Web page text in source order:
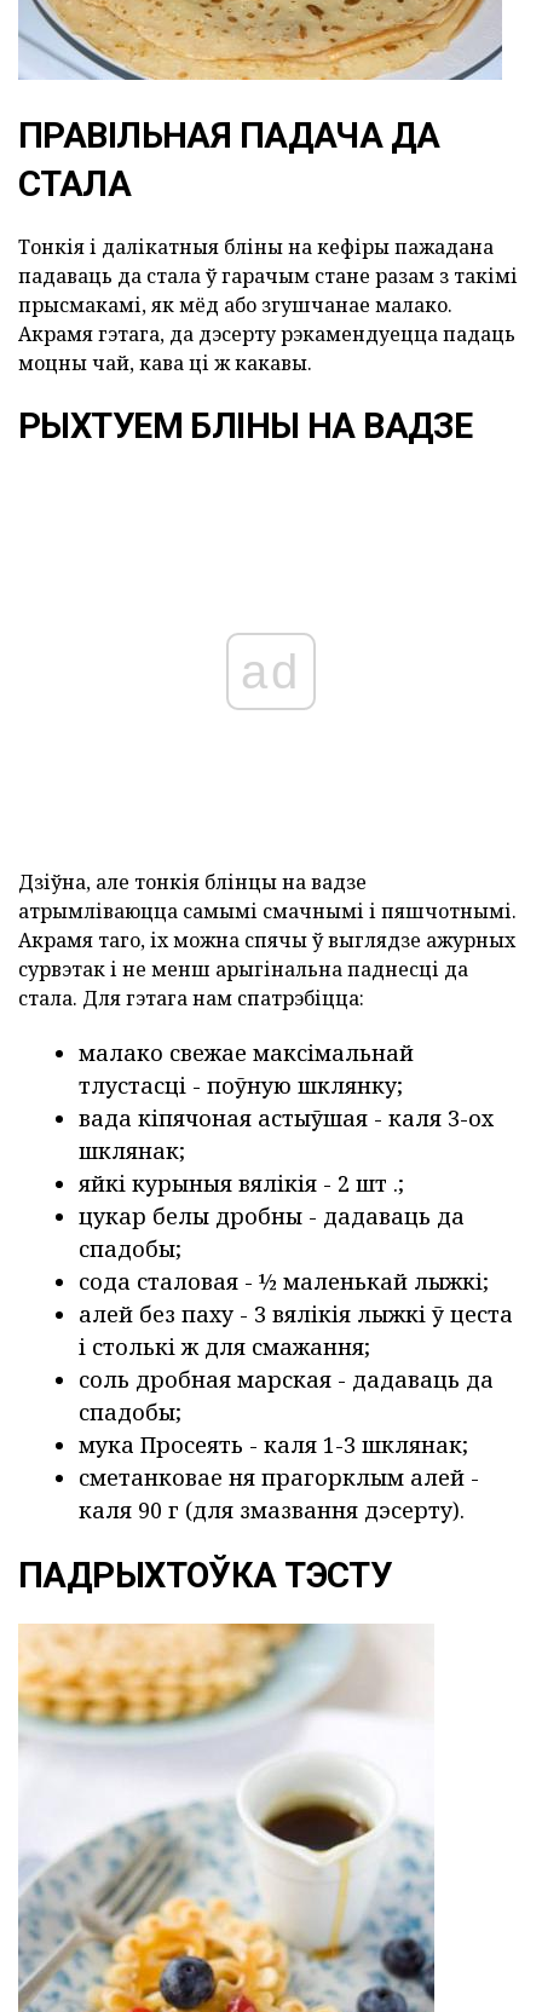
ПРАВІЛЬНАЯ ПАДАЧА ДА
СТАЛА
Тонкія і далікатныя бліны на кефіры пажадана
падаваць да стала ў гарачым стане разам з такімі
прысмакамі, як мёд або згушчанае малако.
Акрамя гэтага, да дэсерту рэкамендуецца падаць
моцны чай, кава ці ж какавы.
РЫХТУЕМ БЛІНЫ НА ВАДЗЕ
ad
Дзіўна, але тонкія блінцы на вадзе
атрымліваюцца самымі смачнымі і пяшчотнымі.
Акрамя таго, іх можна спячы ў выглядзе ажурных
сурвэтак і не менш арыгінальна паднесці да
стала. Для гэтага нам спатрэбіцца:
малако свежае максімальнай
тлустасці - поўную шклянку;
вада кіпячоная астыўшая - каля 3-ох
шклянак;
яйкі курыныя вялікія - 2 шт .;
цукар белы дробны - дадаваць да
спадобы;
сода сталовая - ½ маленькай лыжкі;
алей без паху - 3 вялікія лыжкі ў цеста
і столькі ж для смажання;
соль дробная марская - дадаваць да
спадобы;
мука Просеять - каля 1-3 шклянак;
сметанковае ня прагорклым алей -
каля 90 г (для змазвання дэсерту).
ПАДРЫХТОЎКА ТЭСТУ